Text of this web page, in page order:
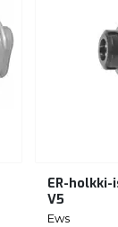
ER-holkki-
V5
Ews